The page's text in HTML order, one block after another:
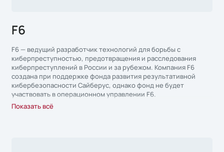
F6
F6 — ведущий разработчик технологий для борьбы с
киберпреступностью, предотвращения и расследования
киберпреступлений в России и за рубежом. Компания F6
создана при поддержке фонда развития результативной
кибербезопасности Сайберус, однако фонд не будет
участвовать в операционном управлении F6.
Флагманские продукты F6 основаны на знаниях, полученных в
Показать всё